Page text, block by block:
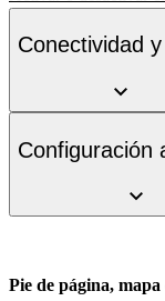
Conectividad
Configuración
Pie de página,